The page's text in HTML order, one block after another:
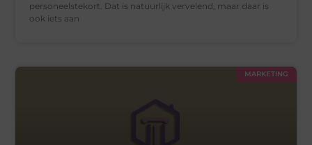
personeelstekort. Dat is natuurlijk vervelend, maar daar is
ook iets aan
MARKETING